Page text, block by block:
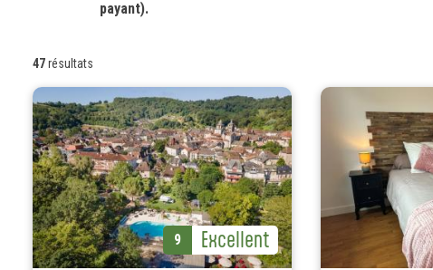
payant).
47résultats
Avis (note)
9 Avis Label
Excellent